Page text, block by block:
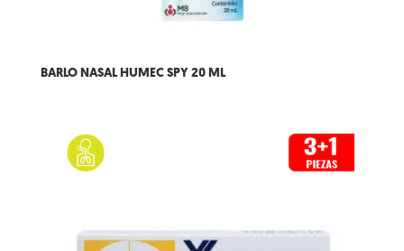
BARLO NASAL HUMEC SPY 20 ML